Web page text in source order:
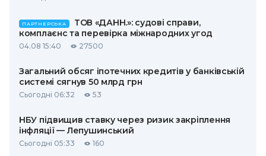
ПАРТНЕРСЬКА
ТОВ «ДАНН.»: судові справи,
комплаєнс та перевірка міжнародних угод
04.08 15:40 27500
Загальний обсяг іпотечних кредитів у банківській
системі сягнув 50 млрд грн
Сьогодні 06:32 53
НБУ підвищив ставку через ризик закріплення
інфляції — Лепушинський
Сьогодні 05:33 160